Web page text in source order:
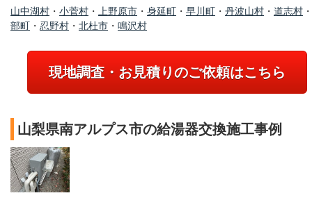
山中湖村 ・ 小菅村 ・ 上野原市 ・ 身延町 ・ 早川町 ・ 丹波山村 ・ 道志村 ・
部町 ・ 忍野村 ・ 北杜市 ・ 鳴沢村
現地調査・お見積りのご依頼はこちら
山梨県南アルプス市の給湯器交換施工事例